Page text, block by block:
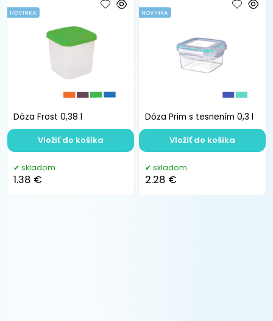
Dóza Frost 0,38 l
NOVINKA
skladom
1.38 €
Vložiť do košíka
Dóza Prim s tesnením 0,3 l
NOVINKA
skladom
2.28 €
Vložiť do košíka